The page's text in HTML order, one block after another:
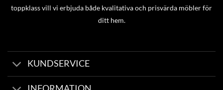
toppklass vill vi erbjuda både kvalitativa och prisvärda möbler för
ditt hem.
KUNDSERVICE